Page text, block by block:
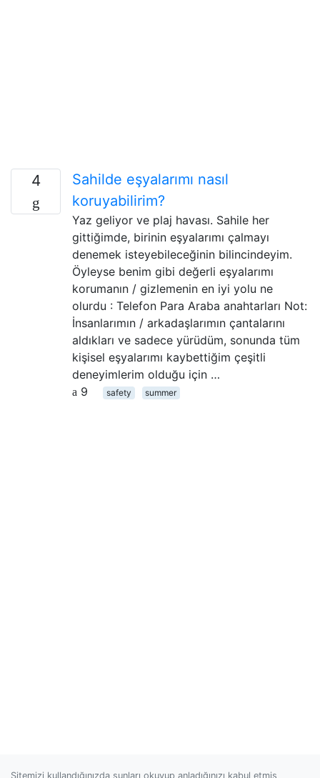
4
Sahilde eşyalarımı nasıl
koruyabilirim?
Yaz geliyor ve plaj havası. Sahile her
gittiğimde, birinin eşyalarımı çalmayı
denemek isteyebileceğinin bilincindeyim.
Öyleyse benim gibi değerli eşyalarımı
korumanın / gizlemenin en iyi yolu ne
olurdu : Telefon Para Araba anahtarları Not:
İnsanlarımın / arkadaşlarımın çantalarını
aldıkları ve sadece yürüdüm, sonunda tüm
kişisel eşyalarımı kaybettiğim çeşitli
deneyimlerim olduğu için …
9
safety summer
Sitemizi kullandığınızda şunları okuyup anladığınızı kabul etmiş